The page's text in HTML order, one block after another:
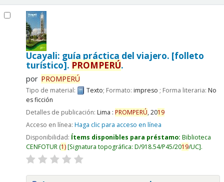
Ucayali: guía práctica del viajero. [folleto
turístico]. PROMPERÚ.
por PROMPERÚ
Tipo de material: Texto; Formato: impreso ; Forma literaria: No
es ficción
Detalles de publicación: Lima : PROMPERÚ,2019
Acceso en línea: Haga clic para acceso en línea
Disponibilidad: Ítems disponibles para préstamo: Biblioteca
CENFOTUR(1) Signatura topográfica: D/918.54/P45/2019/UC .